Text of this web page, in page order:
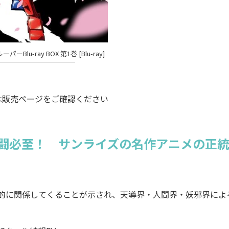
パーBlu-ray BOX 第1巻 [Blu-ray]
売ページをご確認ください
必至！ サンライズの名作アニメの正
関係してくることが示され、天導界・人間界・妖邪界によ